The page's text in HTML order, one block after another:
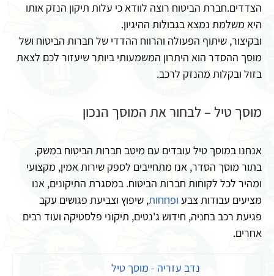
הצדדים.חברת הביטוח רוצה לוודא כי עלות תיקון הנזק אותו
היא משלמת נמצא בגבולות ההיגיון.
ובקיצור, שיתוף הפעולה והרווח ההדדי של חברות הביטוח ושל
מוסך ההסדר הוא היתרון המשמעותי ביותר שיעזור לכם לצאת
בזול ובקלות מהנזק לרכב.
מוסך טיל – לבחור את המוסך הנכון
אנחנו במוסך טיל עובדים עם מיטב חברות הביטוח במשק.
בתור מוסך הסדר, אנו מתחייבים לספק שירות אמין, מקצועי
ומהיר לכל לקוחות חברות הביטוח. במסגרת התיקונים, אנו
מציעים עבודות צבע ופחחות, שיפוץ וצביעת פגושים עקב
פגיעת רכב בחניה, חידוש ג'נטים, תיקוני פלסטיקה ועוד רבים
אחרים.
נדב עזריה - מוסך טיל